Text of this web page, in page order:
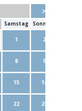
>
Samstag Sonntag
1 2
8 9
15 16
22 23